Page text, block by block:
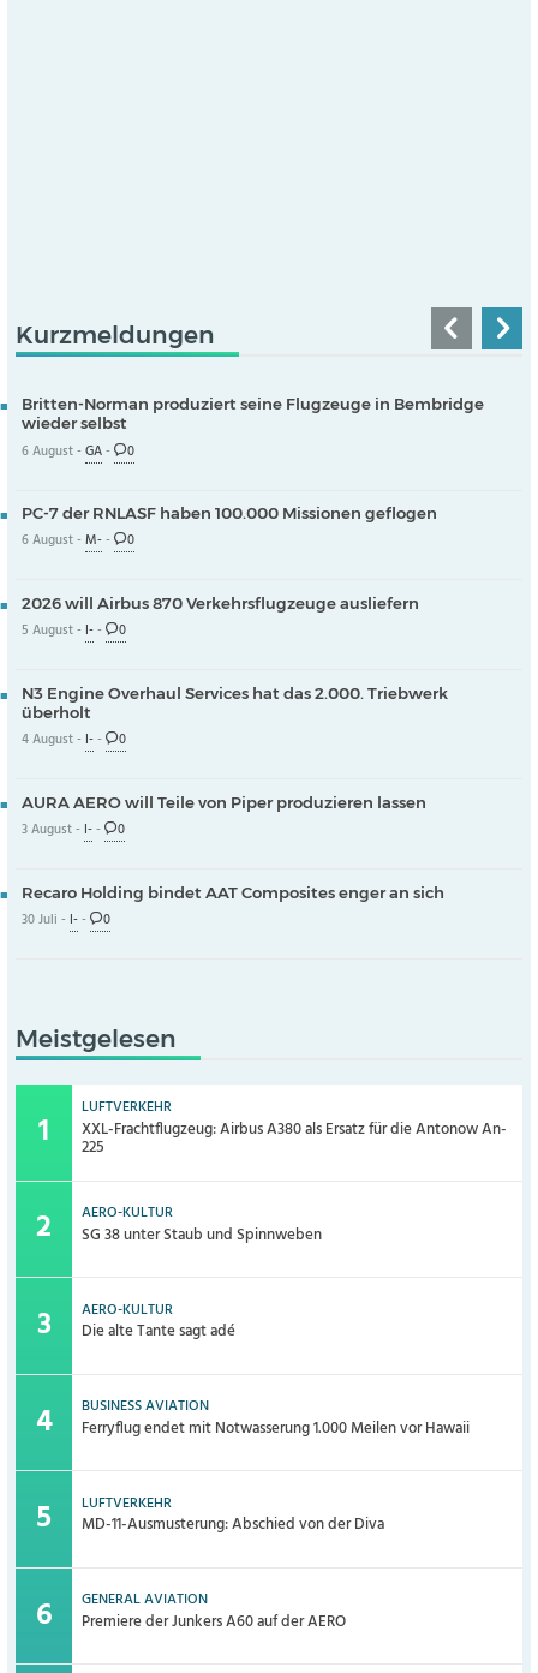
Kurzmeldungen
Britten-Norman produziert seine Flugzeuge in Bembridge
wieder selbst
6 August -GA- 0
PC-7 der RNLASF haben 100.000 Missionen geflogen
6 August -M-- 0
2026 will Airbus 870 Verkehrsflugzeuge ausliefern
5 August - I-- 0
N3 Engine Overhaul Services hat das 2.000. Triebwerk
überholt
4 August - I-- 0
AURA AERO will Teile von Piper produzieren lassen
3 August - I-- 0
Recaro Holding bindet AAT Composites enger an sich
30 Juli - I-- 0
Meistgelesen
LUFTVERKEHR
XXL-Frachtflugzeug: Airbus A380 als Ersatz für die Antonow An-
225
AERO-KULTUR
SG 38 unter Staub und Spinnweben
AERO-KULTUR
Die alte Tante sagt adé
BUSINESS AVIATION
Ferryflug endet mit Notwasserung 1.000 Meilen vor Hawaii
LUFTVERKEHR
MD-11-Ausmusterung: Abschied von der Diva
GENERAL AVIATION
Premiere der Junkers A60 auf der AERO